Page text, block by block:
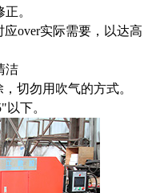
。
over实际需要，以达高
洁
切勿用吹气的方式。
以下。